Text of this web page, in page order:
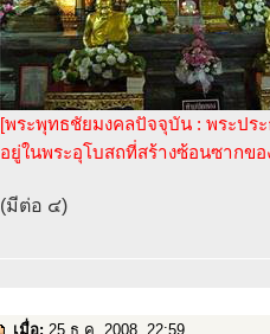
[พระพุทธชัยมงคลปัจจุบัน : พระปร
อยู่ในพระอุโบสถที่สร้างซ้อนซากข
(มีต่อ ๔)
เมื่อ: 25 ธ.ค. 2008, 22:59